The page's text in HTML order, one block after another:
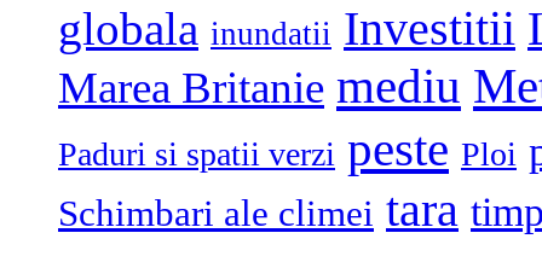
globala inundatii Investitii
Marea Britanie mediu
Paduri si spatii verzi peste Ploi
Schimbari ale climei tara